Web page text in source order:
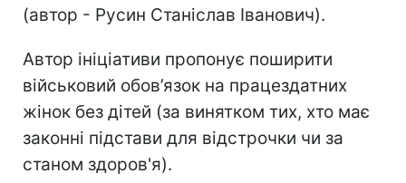
(автор - Русин Станіслав Іванович).
Автор ініціативи пропонує поширити
військовий обов’язок на працездатних
жінок без дітей (за винятком тих, хто має
законні підстави для відстрочки чи за
станом здоров'я).